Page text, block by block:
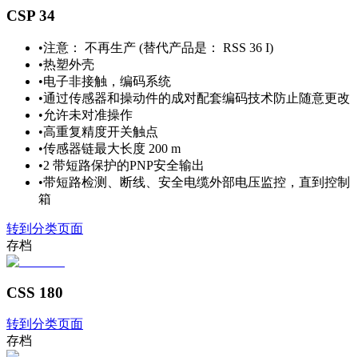
CSP 34
•注意： 不再生产 (替代产品是： RSS 36 I)
•热塑外壳
•电子非接触，编码系统
•通过传感器和操动件的成对配套编码技术防止随意更改
•允许未对准操作
•高重复精度开关触点
•传感器链最大长度 200 m
•2 带短路保护的PNP安全输出
•带短路检测、断线、安全电缆外部电压监控，直到控制
箱
转到分类页面
存档
CSS 180
转到分类页面
存档